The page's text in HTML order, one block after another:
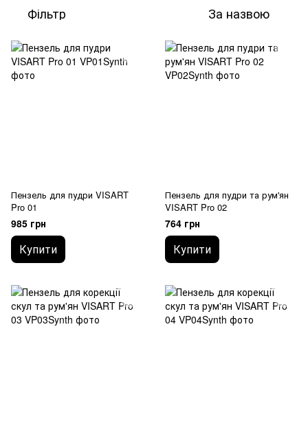
Фільтр За назвою
Пензель для пудри VISART
Pro 01
985 грн
Купити
Пензель для пудри та рум'ян
VISART Pro 02
764 грн
Купити